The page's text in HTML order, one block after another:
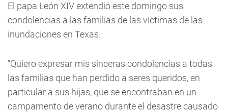
El papa León XIV extendió este domingo sus
condolencias a las familias de las víctimas de las
inundaciones en Texas.
"Quiero expresar mis sinceras condolencias a todas
las familias que han perdido a seres queridos, en
particular a sus hijas, que se encontraban en un
campamento de verano durante el desastre causado